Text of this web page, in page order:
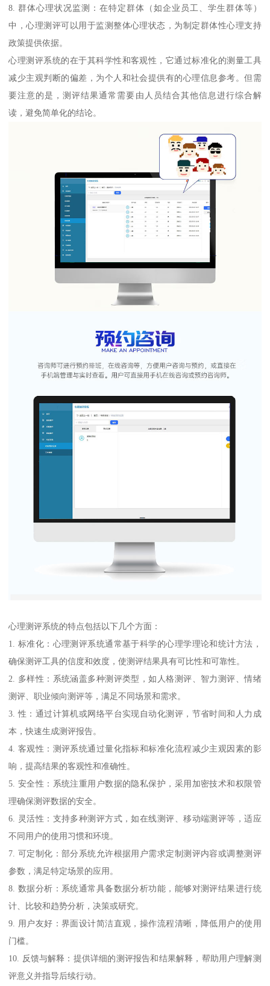
8. 群体心理状况监测：在特定群体（如企业员工、学生群体等）
中，心理测评可以用于监测整体心理状态，为制定群体性心理支持
政策提供依据。
心理测评系统的在于其科学性和客观性，它通过标准化的测量工具
减少主观判断的偏差，为个人和社会提供有的心理信息参考。但需
要注意的是，测评结果通常需要由人员结合其他信息进行综合解
读，避免简单化的结论。
心理测评系统的特点包括以下几个方面：
1. 标准化：心理测评系统通常基于科学的心理学理论和统计方法，
确保测评工具的信度和效度，使测评结果具有可比性和可靠性。
2. 多样性：系统涵盖多种测评类型，如人格测评、智力测评、情绪
测评、职业倾向测评等，满足不同场景和需求。
3. 性：通过计算机或网络平台实现自动化测评，节省时间和人力成
本，快速生成测评报告。
4. 客观性：测评系统通过量化指标和标准化流程减少主观因素的影
响，提高结果的客观性和准确性。
5. 安全性：系统注重用户数据的隐私保护，采用加密技术和权限管
理确保测评数据的安全。
6. 灵活性：支持多种测评方式，如在线测评、移动端测评等，适应
不同用户的使用习惯和环境。
7. 可定制化：部分系统允许根据用户需求定制测评内容或调整测评
参数，满足特定场景的应用。
8. 数据分析：系统通常具备数据分析功能，能够对测评结果进行统
计、比较和趋势分析，决策或研究。
9. 用户友好：界面设计简洁直观，操作流程清晰，降低用户的使用
门槛。
10. 反馈与解释：提供详细的测评报告和结果解释，帮助用户理解测
评意义并指导后续行动。